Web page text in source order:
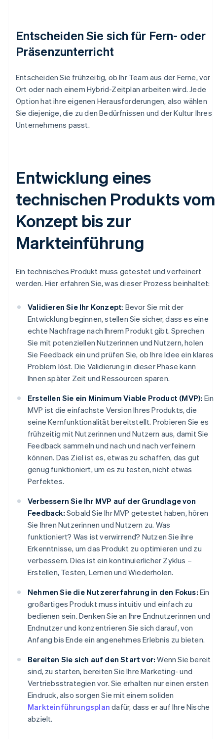
Entscheiden Sie sich für Fern- oder
Präsenzunterricht
Entscheiden Sie frühzeitig, ob Ihr Team aus der Ferne, vor
Ort oder nach einem Hybrid-Zeitplan arbeiten wird. Jede
Option hat ihre eigenen Herausforderungen, also wählen
Sie diejenige, die zu den Bedürfnissen und der Kultur Ihres
Unternehmens passt.
Entwicklung eines
technischen Produkts vom
Konzept bis zur
Markteinführung
Ein technisches Produkt muss getestet und verfeinert
werden. Hier erfahren Sie, was dieser Prozess beinhaltet:
Validieren Sie Ihr Konzept: Bevor Sie mit der
Entwicklung beginnen, stellen Sie sicher, dass es eine
echte Nachfrage nach Ihrem Produkt gibt. Sprechen
Sie mit potenziellen Nutzerinnen und Nutzern, holen
Sie Feedback ein und prüfen Sie, ob Ihre Idee ein klares
Problem löst. Die Validierung in dieser Phase kann
Ihnen später Zeit und Ressourcen sparen.
Erstellen Sie ein Minimum Viable Product (MVP): Ein
MVP ist die einfachste Version Ihres Produkts, die
seine Kernfunktionalität bereitstellt. Probieren Sie es
frühzeitig mit Nutzerinnen und Nutzern aus, damit Sie
Feedback sammeln und nach und nach verfeinern
können. Das Ziel ist es, etwas zu schaffen, das gut
genug funktioniert, um es zu testen, nicht etwas
Perfektes.
Verbessern Sie Ihr MVP auf der Grundlage von
Feedback: Sobald Sie Ihr MVP getestet haben, hören
Sie Ihren Nutzerinnen und Nutzern zu. Was
funktioniert? Was ist verwirrend? Nutzen Sie ihre
Erkenntnisse, um das Produkt zu optimieren und zu
verbessern. Dies ist ein kontinuierlicher Zyklus –
Erstellen, Testen, Lernen und Wiederholen.
Nehmen Sie die Nutzererfahrung in den Fokus: Ein
großartiges Produkt muss intuitiv und einfach zu
bedienen sein. Denken Sie an Ihre Endnutzerinnen und
Endnutzer und konzentrieren Sie sich darauf, von
Anfang bis Ende ein angenehmes Erlebnis zu bieten.
Bereiten Sie sich auf den Start vor: Wenn Sie bereit
sind, zu starten, bereiten Sie Ihre Marketing- und
Vertriebsstrategien vor. Sie erhalten nur einen ersten
Eindruck, also sorgen Sie mit einem soliden
Markteinführungsplan dafür, dass er auf Ihre Nische
abzielt.